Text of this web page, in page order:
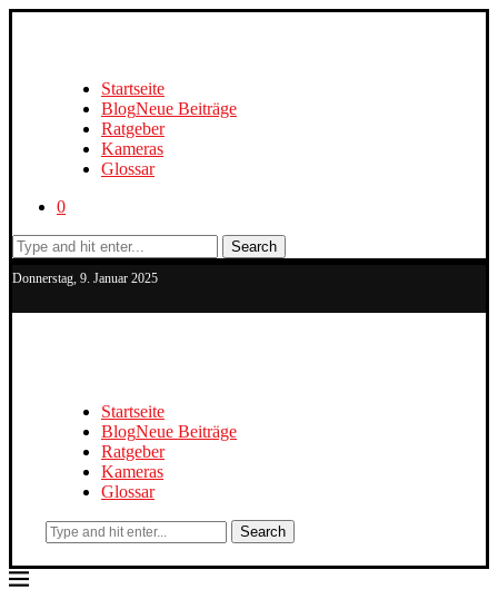
Startseite
BlogNeue Beiträge
Ratgeber
Kameras
Glossar
0
Search
Donnerstag, 9. Januar 2025
Startseite
BlogNeue Beiträge
Ratgeber
Kameras
Glossar
Search